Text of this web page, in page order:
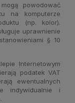
powodować
na komputerze
(np. kolor).
uprawnienie
§ 10
Internetowym
podatek VAT
ewentualnych
indywidualnie i